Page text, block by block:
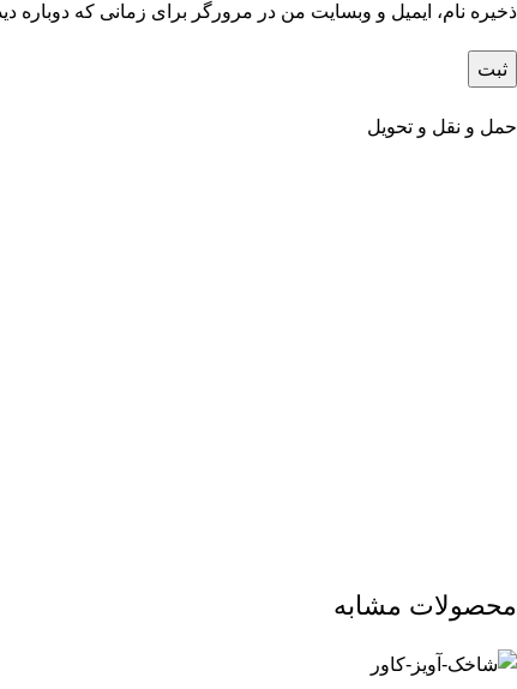
ذخیره نام، ایمیل و وبسایت من در مرورگر برای زمانی که دوباره
حمل و نقل و تحویل
محصولات مشابه